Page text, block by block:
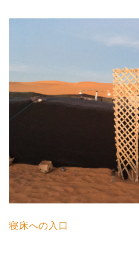
寝床への入口